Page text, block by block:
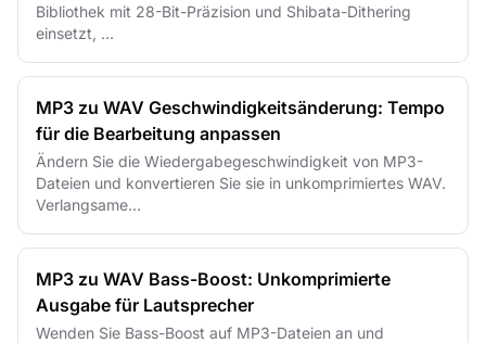
Bibliothek mit 28-Bit-Präzision und Shibata-Dithering
einsetzt, ...
MP3 zu WAV Geschwindigkeitsänderung: Tempo
für die Bearbeitung anpassen
Ändern Sie die Wiedergabegeschwindigkeit von MP3-
Dateien und konvertieren Sie sie in unkomprimiertes WAV.
Verlangsame...
MP3 zu WAV Bass-Boost: Unkomprimierte
Ausgabe für Lautsprecher
Wenden Sie Bass-Boost auf MP3-Dateien an und